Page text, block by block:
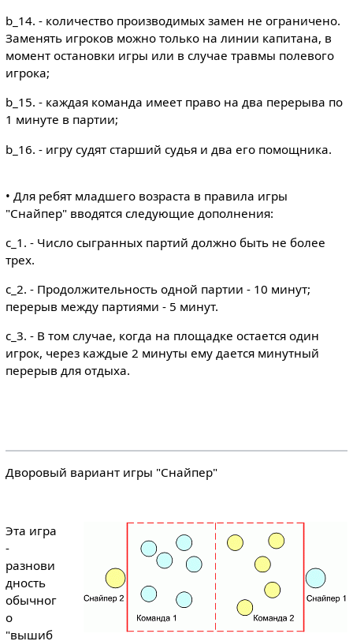
b_14. - количество производимых замен не ограничено.
Заменять игроков можно только на линии капитана, в
момент остановки игры или в случае травмы полевого
игрока;
b_15. - каждая команда имеет право на два перерыва по
1 минуте в партии;
b_16. - игру судят старший судья и два его помощника.
• Для ребят младшего возраста в правила игры
"Снайпер" вводятся следующие дополнения:
c_1. - Число сыгранных партий должно быть не более
трех.
c_2. - Продолжительность одной партии - 10 минут;
перерыв между партиями - 5 минут.
c_3. - В том случае, когда на площадке остается один
игрок, через каждые 2 минуты ему дается минутный
перерыв для отдыха.
Дворовый вариант игры "Снайпер"
Эта игра
-
разнови
дность
обычног
о
"вышиб